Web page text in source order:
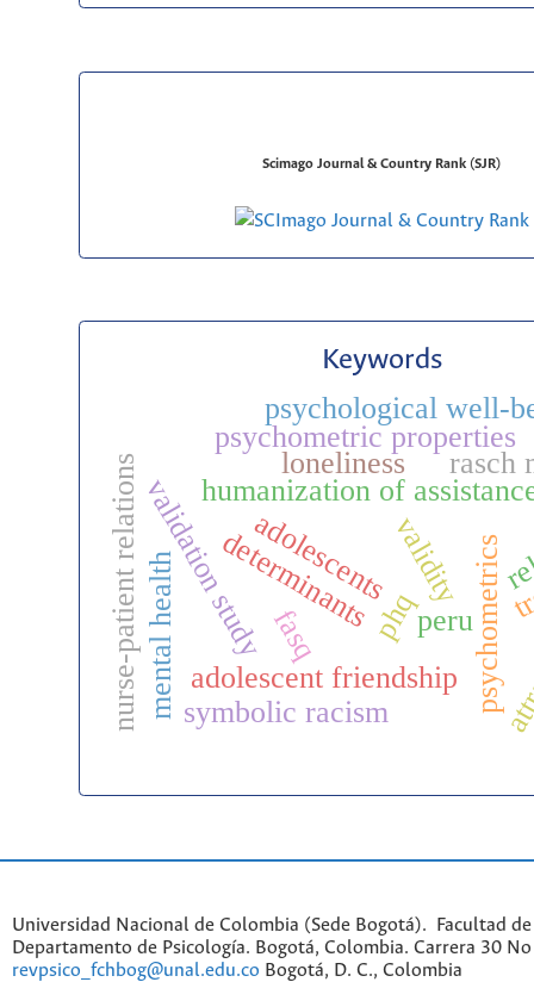
Scimago Journal & Country Rank (SJR)
Keywords
psychometrics
humanization of
validation study
nurse-patient relations adolescent friendship
fasq
rasch
phq
validity
psychometric properties
adolescents
mental health
psychological well-
determinants
symbolic racism
peru
loneliness
Universidad Nacional de Colombia (Sede Bogotá). Facultad de
Departamento de Psicología. Bogotá, Colombia. Carrera 30
revpsico_fchbog@unal.edu.co Bogotá, D. C., Colombia